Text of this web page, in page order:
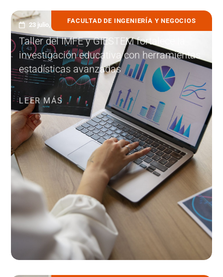
FACULTAD DE INGENIERÍA Y NEGOCIOS
23 julio, 2025
Taller del IMFE y GIESTEM fortalece la
investigación educativa con herramientas
estadísticas avanzadas
LEER MÁS